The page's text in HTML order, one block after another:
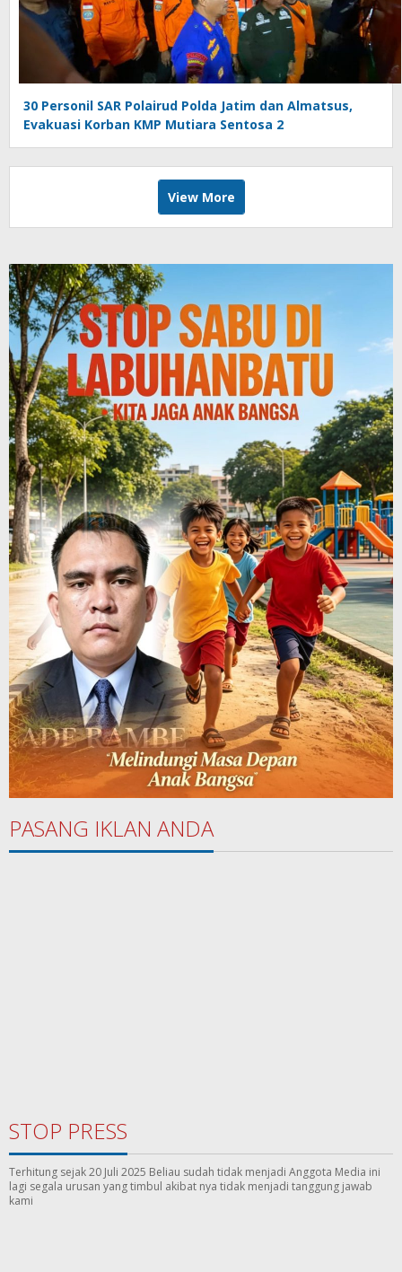
30 Personil SAR Polairud Polda Jatim dan Almatsus,
Evakuasi Korban KMP Mutiara Sentosa 2
View More
PASANG IKLAN ANDA
STOP PRESS
Terhitung sejak 20 Juli 2025 Beliau sudah tidak menjadi Anggota Media ini
lagi segala urusan yang timbul akibat nya tidak menjadi tanggung jawab
kami